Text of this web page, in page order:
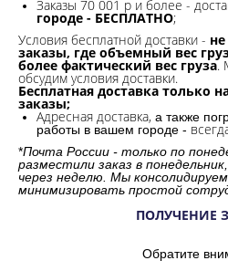
Заказы 70 001 р и более -
городе - БЕСПЛАТНО;
Условия бесплатной доставки -
заказы, где объемный вес
более фактический вес груза.
обсудим условия доставки.
Бесплатная доставка только
заказы;
Адресная доставка, а также
работы в вашем городе -
*Почта России - только по
разместили заказ в
через неделю. Мы
минимизировать простой
ПОЛУЧЕНИЕ
Обратите